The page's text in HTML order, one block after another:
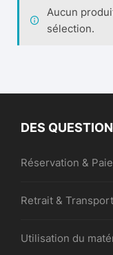
Aucun
sélection.
DES
Réservation &
Retrait & Transport
Utilisation du